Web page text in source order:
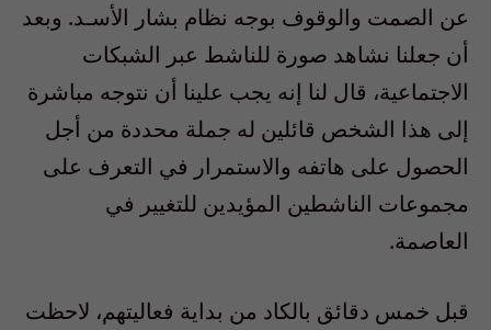
عن الصمت والوقوف بوجه نظام بشار الأسـد. وبعد
أن جعلنا نشاهد صورة للناشط عبر الشبكات
الاجتماعية، قال لنا إنه يجب علينا أن نتوجه مباشرة
إلى هذا الشخص قائلين له جملة محددة من أجل
الحصول على هاتفه والاستمرار في التعرف على
مجموعات الناشطين المؤيدين للتغيير في
العاصمة.
قبل خمس دقائق بالكاد من بداية فعاليتهم، لاحظت